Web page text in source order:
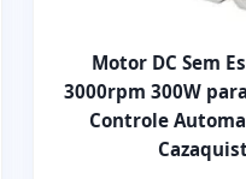
Motor DC Sem
3000rpm 300W
Controle